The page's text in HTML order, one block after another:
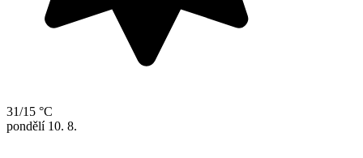
31/15 °C
pondělí 10. 8.